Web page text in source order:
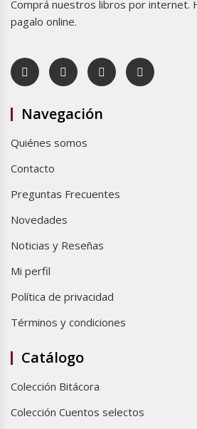
Comprá nuestros libros por internet.
pagalo online.
Navegación
Quiénes somos
Contacto
Preguntas Frecuentes
Novedades
Noticias y Reseñas
Mi perfil
Política de privacidad
Términos y condiciones
Catálogo
Colección Bitácora
Colección Cuentos selectos